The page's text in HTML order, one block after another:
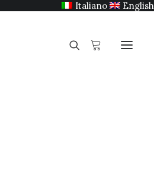
Italiano English